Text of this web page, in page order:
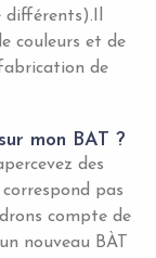
couleurs et de
de
mon BAT ?
des
pas
compte de
nouveau BÀT